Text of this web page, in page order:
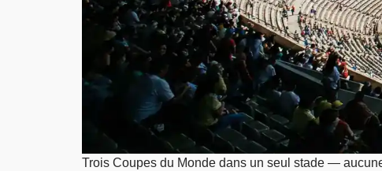
Trois Coupes du Monde dans un seul stade —